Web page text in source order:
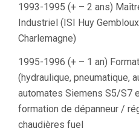
1993-1995 (+ – 2 ans)
Industriel (ISI Huy
Charlemagne)
1995-1996 (+ – 1 an)
(hydraulique, pneumatique,
automates Siemens S5/S7
formation de dépanneur /
chaudières fuel